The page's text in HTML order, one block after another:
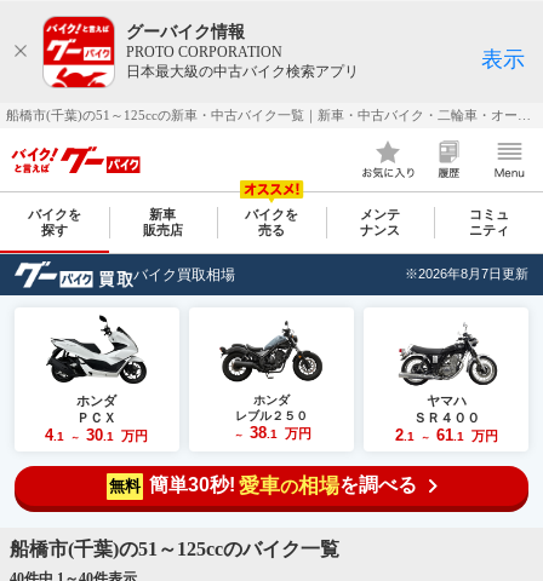
グーバイク情報
PROTO CORPORATION
日本最大級の中古バイク検索アプリ
表示
バイクを
探す
新車
販売店
バイクを
売る
メンテ
ナンス
コミュ
ニティ
バイク買取相場 ※2026年8月7日更新
ホンダ
ＰＣＸ
4.1 ～ 30 .1 万円
ホンダ
レブル２５０
～ 38.1 万円
ヤマハ
ＳＲ４００
2.1 ～ 61.1 万円
無料 簡単30秒! 愛車の相場を調べる
船橋市(千葉)の51～125ccのバイク一覧